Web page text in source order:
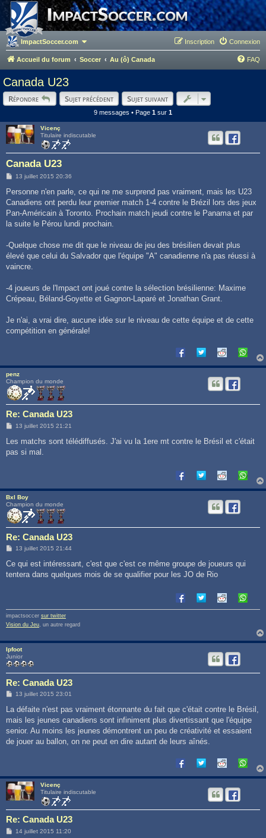
ImpactSoccer.com Connexion
Inscription
Accueil du forum Soccer Au (ô) Canada FAQ
Canada U23
Répondre Sujet précédent Sujet suivant
9 messages • Page 1 sur 1
Vicenç
Titulaire indiscutable
Canada U23
M
s
a
g
13 juillet 2015 20:36
Personne n'en parle, ce qui ne me surprend pas vraiment, mais les U23
Canadiens ont perdu leur premier match 1-4 contre le Brézil lors des jeux
Pan-Américain à Toronto. Prochain match jeudi contre le Panama et par
la suite le Pérou lundi prochain.
-Quelque chose me dit que le niveau de jeu des brésilien devait plus
élevé que celui du Salvador que l'équipe "A" canadienne n'a pas réussi à
vaincre.
-4 joueurs de l'Impact ont joué contre la sélection brésilienne: Maxime
Crépeau, Béland-Goyette et Gagnon-Laparé et Jonathan Grant.
Je n'ai, a vrai dire, aucune idée sur le niveau de cette équipe et de cette
compétition en générale!
penz
Champion du monde
Re: Canada U23
M
s
a
13 juillet 2015 21:21
Les matchs sont télédiffusés. J'ai vu la 1ere mt contre le Brésil et c'était
pas si mal.
Bxl Boy
Champion du monde
Re: Canada U23
M
s
a
13 juillet 2015 21:44
Ce qui est intéressant, c'est que c'est ce même groupe de joueurs qui
tentera dans quelques mois de se qualifier pour les JO de Rio
impactsoccer sur twitter
Vision du Jeu , un autre regard
lpfoot
Junior
Re: Canada U23
M
s
a
g
13 juillet 2015 23:01
La défaite n'est pas vraiment étonnante du fait que c'était contre le Brésil,
mais les jeunes canadiens sont infiniment plus divertissant que l'équipe
senior. Au moins les jeunes démontrent un peu de créativité et essaient
de jouer au ballon, on ne peut en dire autant de leurs aînés.
Vicenç
Titulaire indiscutable
Re: Canada U23
M14 juillet 2015 11:20